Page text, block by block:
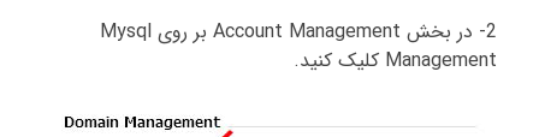
2- در بخش Account Management بر روی Mysql
Management کلیک کنید.